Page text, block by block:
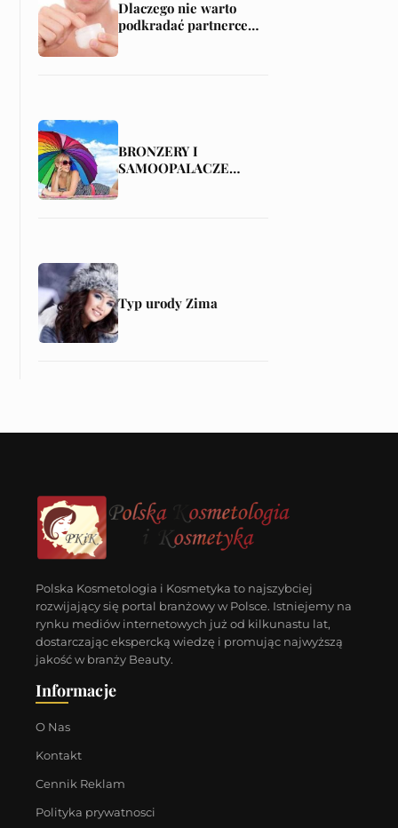
Dlaczego nie warto
podkradać partnerce
BRONZERY I
SAMOOPALACZE
Typ urody Zima
Polska Kosmetologia i Kosmetyka to najszybciej
rozwijający się portal branżowy w Polsce. Istniejemy na
rynku mediów internetowych już od kilkunastu lat,
dostarczając ekspercką wiedzę i promując najwyższą
jakość w branży Beauty.
Informacje
O Nas
Kontakt
Cennik Reklam
Polityka prywatnosci